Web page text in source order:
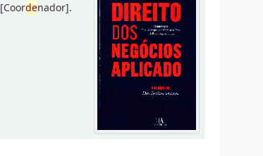
[Coordenador].